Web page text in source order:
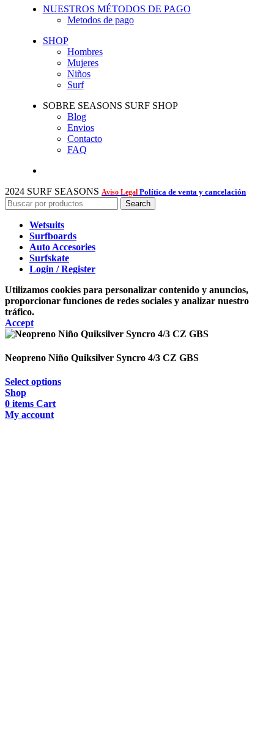
NUESTROS MÉTODOS DE PAGO
Metodos de pago
SHOP
Hombres
Mujeres
Niños
Surf
SOBRE SEASONS SURF SHOP
Blog
Envios
Contacto
FAQ
2024 SURF SEASONS Aviso Legal Política de venta y cancelación
Search
Wetsuits
Surfboards
Auto Accesories
Surfskate
Login / Register
Utilizamos cookies para personalizar contenido y anuncios,
proporcionar funciones de redes sociales y analizar nuestro
tráfico.
Accept
Neopreno Niño Quiksilver Syncro 4/3 CZ GBS
Select options
Shop
0 items Cart
My account